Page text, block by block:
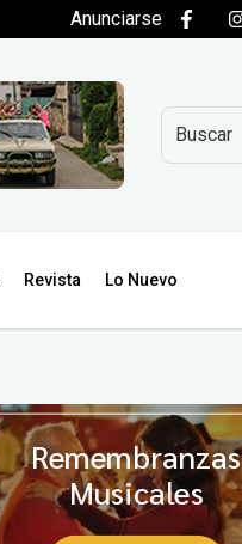
Anunciarse
Revista Lo Nuevo
Remembranzas
Musicales